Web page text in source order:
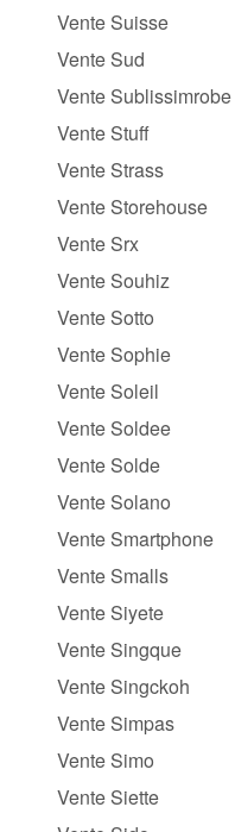
Vente Suisse
Vente Sud
Vente Sublissimrobe
Vente Stuff
Vente Strass
Vente Storehouse
Vente Srx
Vente Souhiz
Vente Sotto
Vente Sophie
Vente Soleil
Vente Soldee
Vente Solde
Vente Solano
Vente Smartphone
Vente Smalls
Vente Siyete
Vente Singque
Vente Singckoh
Vente Simpas
Vente Simo
Vente Siette